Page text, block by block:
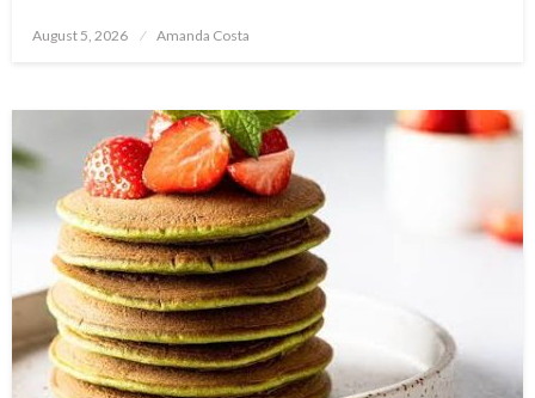
Posted
August 5, 2026 Amanda Costa